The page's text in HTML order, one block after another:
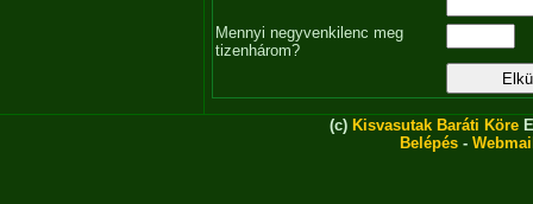
Mennyi negyvenkilenc meg
tizenhárom?
(c) Kisvasutak Baráti Köre
Belépés -